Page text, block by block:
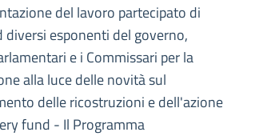
del lavoro partecipato di
diversi esponenti del governo,
e i Commissari per la
alla luce delle novità sul
delle ricostruzioni e dell'azione
fund - Il Programma